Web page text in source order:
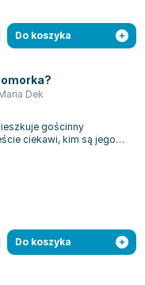
Do koszyka
Dek
gościnny
ciekawi, kim są jego
kryje życie...
Do koszyka